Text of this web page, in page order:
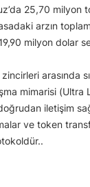
25,70 milyon
arzın toplam
milyon dolar
arasında
mimarisi (Ultra
iletişim
ve token